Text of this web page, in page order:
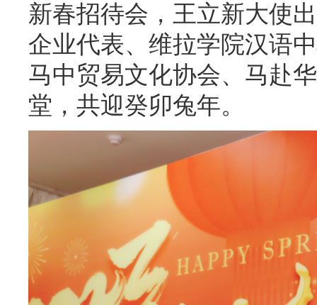
新春招待会，王立新大使
企业代表、维拉学院汉语
马中贸易文化协会、马赴
堂，共迎癸卯兔年。